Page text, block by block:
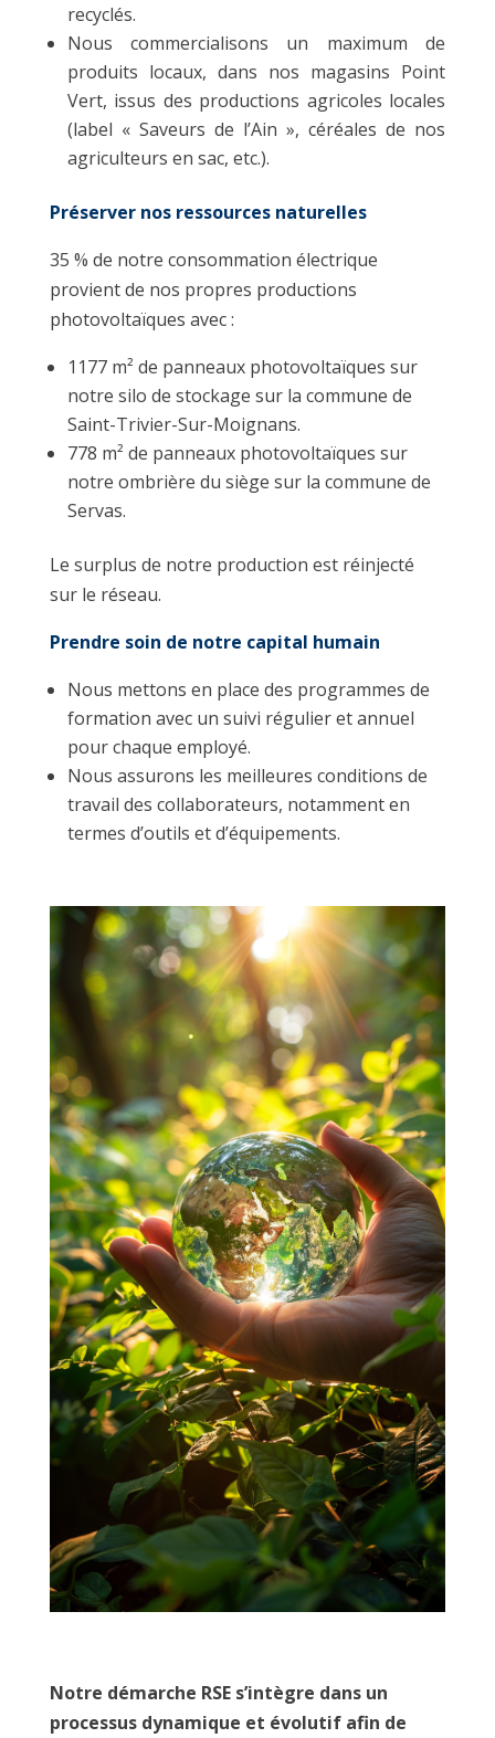
recyclés.
Nous commercialisons un maximum de
produits locaux, dans nos magasins Point
Vert, issus des productions agricoles locales
(label « Saveurs de l’Ain », céréales de nos
agriculteurs en sac, etc.).
Préserver nos ressources naturelles
35 % de notre consommation électrique
provient de nos propres productions
photovoltaïques avec :
1177 m² de panneaux photovoltaïques sur
notre silo de stockage sur la commune de
Saint-Trivier-Sur-Moignans.
778 m² de panneaux photovoltaïques sur
notre ombrière du siège sur la commune de
Servas.
Le surplus de notre production est réinjecté
sur le réseau.
Prendre soin de notre capital humain
Nous mettons en place des programmes de
formation avec un suivi régulier et annuel
pour chaque employé.
Nous assurons les meilleures conditions de
travail des collaborateurs, notamment en
termes d’outils et d’équipements.
Notre démarche RSE s’intègre dans un
processus dynamique et évolutif afin de